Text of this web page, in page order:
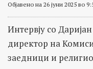
Објавено на 26 јуни 2025 во
Интервју со
директор на
заедници и